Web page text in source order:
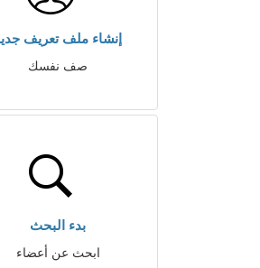
إنشاء ملف تعريف
صف نفسك
بدء البحث
ابحث عن أعضاء